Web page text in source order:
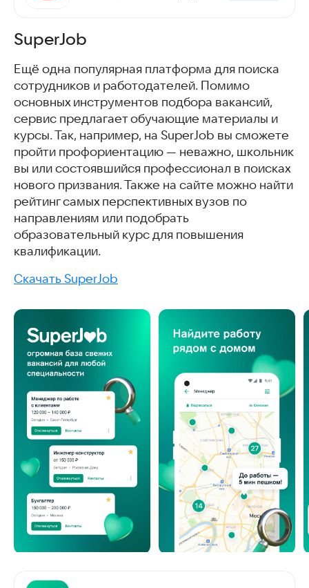
SuperJob
Ещё одна популярная платформа для поиска
сотрудников и работодателей. Помимо
основных инструментов подбора вакансий,
сервис предлагает обучающие материалы и
курсы. Так, например, на SuperJob вы сможете
пройти профориентацию — неважно, школьник
вы или состоявшийся профессионал в поисках
нового призвания. Также на сайте можно найти
рейтинг самых перспективных вузов по
направлениям или подобрать
образовательный курс для повышения
квалификации.
Скачать SuperJob